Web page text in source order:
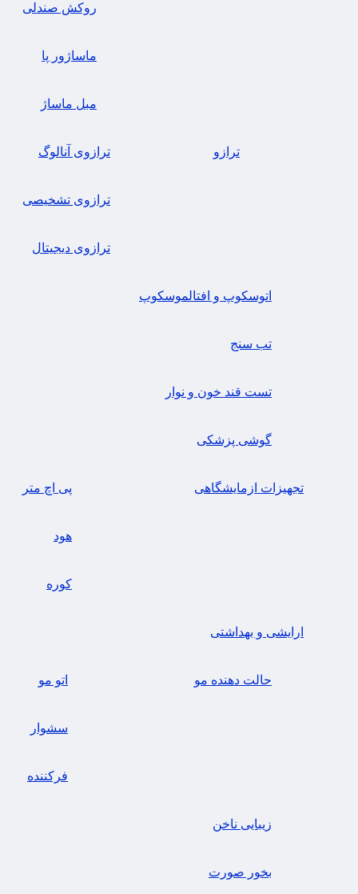
روکش صندلی
ماساژور پا
مبل ماساژ
ترازو ترازوی آنالوگ
ترازوی تشخیصی
ترازوی دیجیتال
اتوسکوپ و افتالموسکوپ
تب سنج
تست قند خون و نوار
گوشی پزشکی
تجهیزات ازمایشگاهی پی اچ متر
هود
کوره
ارایشی و بهداشتی
حالت دهنده مو اتو مو
سشوار
فرکننده
زیبایی ناخن
بخور صورت